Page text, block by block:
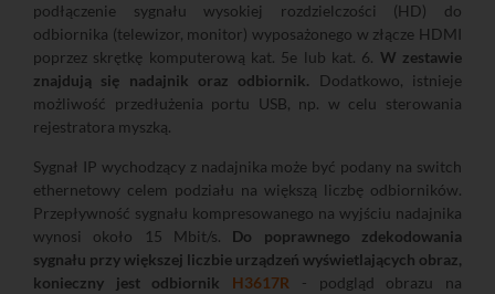
podłączenie sygnału wysokiej rozdzielczości (HD) do
odbiornika (telewizor, monitor) wyposażonego w złącze HDMI
poprzez skrętkę komputerową kat. 5e lub kat. 6. W zestawie
znajdują się nadajnik oraz odbiornik. Dodatkowo, istnieje
możliwość przedłużenia portu USB, np. w celu sterowania
rejestratora myszką.
Sygnał IP wychodzący z nadajnika może być podany na switch
ethernetowy celem podziału na większą liczbę odbiorników.
Przepływność sygnału kompresowanego na wyjściu nadajnika
wynosi około 15 Mbit/s. Do poprawnego zdekodowania
sygnału przy większej liczbie urządzeń wyświetlających obraz,
konieczny jest odbiornik H3617R - podgląd obrazu na